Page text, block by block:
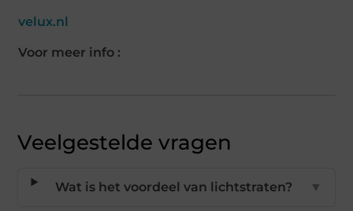
velux.nl
Voor meer info :
Veelgestelde vragen
Wat is het voordeel van lichtstraten? ▼